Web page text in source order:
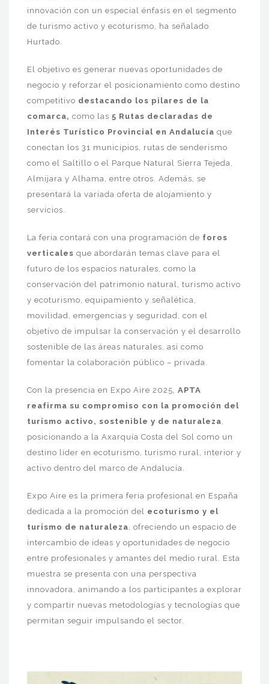
innovación con un especial énfasis en el segmento
de turismo activo y ecoturismo, ha señalado
Hurtado.
El objetivo es generar nuevas oportunidades de
negocio y reforzar el posicionamiento como destino
competitivo destacando los pilares de la
comarca, como las 5 Rutas declaradas de
Interés Turístico Provincial en Andalucía que
conectan los 31 municipios, rutas de senderismo
como el Saltillo o el Parque Natural Sierra Tejeda,
Almijara y Alhama, entre otros. Además, se
presentará la variada oferta de alojamiento y
servicios.
La feria contará con una programación de foros
verticales que abordarán temas clave para el
futuro de los espacios naturales, como la
conservación del patrimonio natural, turismo activo
y ecoturismo, equipamiento y señalética,
movilidad, emergencias y seguridad, con el
objetivo de impulsar la conservación y el desarrollo
sostenible de las áreas naturales, así como
fomentar la colaboración público – privada.
Con la presencia en Expo Aire 2025, APTA
reafirma su compromiso con la promoción del
turismo activo, sostenible y de naturaleza
posicionando a la Axarquía Costa del Sol como un
destino líder en ecoturismo, turismo rural, interior y
activo dentro del marco de Andalucía.
Expo Aire es la primera feria profesional en España
dedicada a la promoción del ecoturismo y el
turismo de naturaleza , ofreciendo un espacio de
intercambio de ideas y oportunidades de negocio
entre profesionales y amantes del medio rural. Esta
muestra se presenta con una perspectiva
innovadora, animando a los participantes a explorar
y compartir nuevas metodologías y tecnologías que
permitan seguir impulsando el sector.